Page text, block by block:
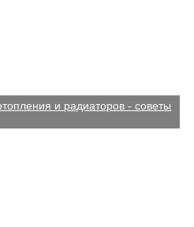
и радиаторов - советы